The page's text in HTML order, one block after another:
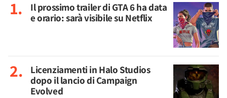
Il prossimo trailer di GTA 6 ha data
e orario: sarà visibile su Netflix
Licenziamenti in Halo Studios
dopo il lancio di Campaign
Evolved